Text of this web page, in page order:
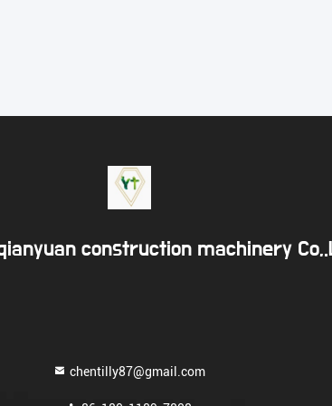
construction machinery
chentilly87@gmail.com